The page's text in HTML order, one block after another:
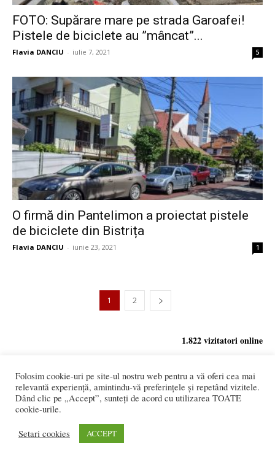
FOTO: Supărare mare pe strada Garoafei!
Pistele de biciclete au ”mâncat”...
Flavia DANCIU - iulie 7, 2021 5
O firmă din Pantelimon a proiectat pistele
de biciclete din Bistrița
Flavia DANCIU - iunie 23, 2021 1
1 2
1.822 vizitatori online
REDACȚIA:
PUBLICITATE:
Folosim cookie-uri pe site-ul nostru web pentru a vă oferi cea mai
relevantă experiență, amintindu-vă preferințele și repetând vizitele.
Dând clic pe „Accept”, sunteți de acord cu utilizarea TOATE
cookie-urile.
Setari cookies ACCEPT